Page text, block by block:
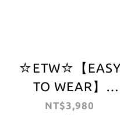
☆ETW☆【EASY
TO WEAR】
SUPREME Small
NT$3,980